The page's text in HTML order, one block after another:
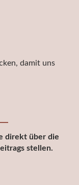
damit uns
direkt über die
stellen.